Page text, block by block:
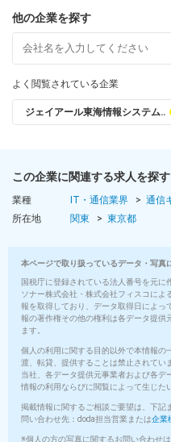
他の企業を探す
よく閲覧されている企業
ジェイアール東海情報システム‥
この企業に関連する求人を探す
業種 IT・通信業界
通信
所在地
関東 東京都
本ページで取り扱っているデータ・写真
国税庁に登録されている法人番号を元
ソナー株式会社・株式会社フィスコに
報を取得しており、データ取得日によっ
報の著作権その他の権利は各データ提供
ます。
個人の利用に関する目的以外で本情報の
渡、転貸、提供することは禁止されてい
当社、各データ提供元事業者および各
情報の利用ならびに閲覧によって生じた
掲載情報に関するご相談ご要望は、下記
問い合わせ先：doda担当営業または企業
※個人の方の写真に関するお問い合わせは